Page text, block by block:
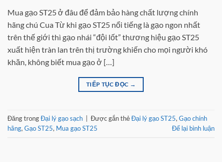
Mua gạo ST25 ở đâu để đảm bảo hàng chất lượng chính
hãng chú Cua Từ khi gạo ST25 nổi tiếng là gạo ngon nhất
trên thế giới thì gạo nhái “đội lốt” thương hiệu gạo ST25
xuất hiện tràn lan trên thị trường khiến cho mọi người khó
khăn, không biết mua gạo ở […]
TIẾP TỤC ĐỌC →
Đăng trongĐại lý gạo sạch Được gắn thẻĐại lý gạo ST25,Gạo chính
hãng,Gạo ST25, Mua gạo ST25 Để lại bình luận